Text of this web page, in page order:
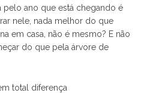
pelo ano que está chegando é
nele, nada melhor do que
em casa, não é mesmo? E não
do que pela árvore de
total diferença